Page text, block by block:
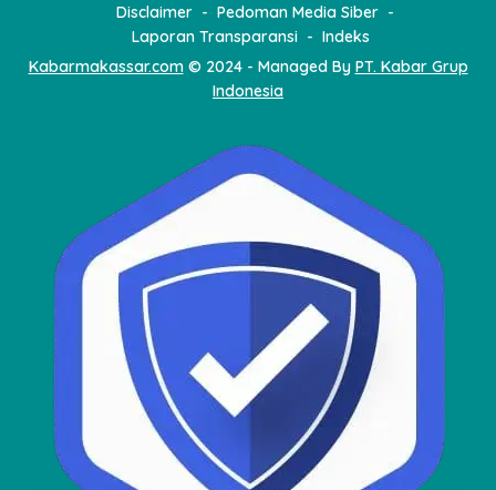
Disclaimer
Pedoman Media Siber
Laporan Transparansi
Indeks
Kabarmakassar.com© 2024 - Managed By PT. Kabar Grup
Indonesia